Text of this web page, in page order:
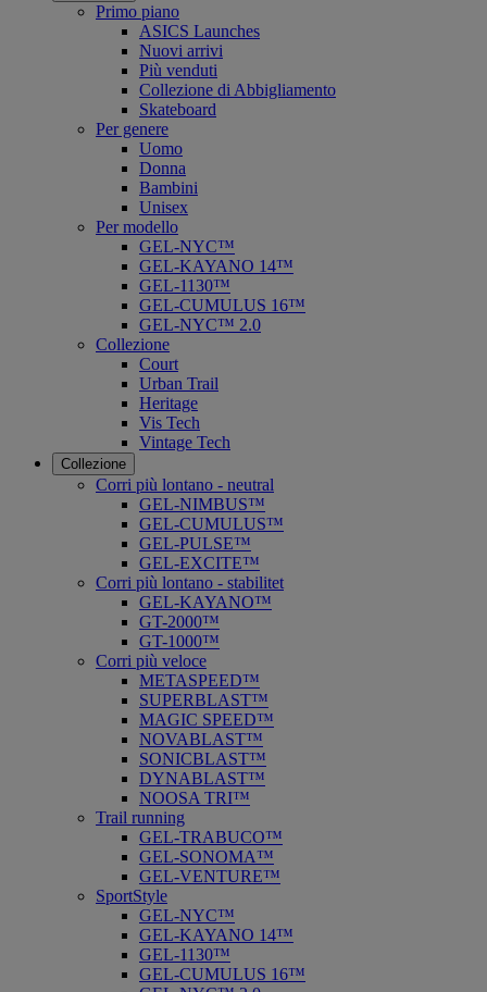
Primo piano
ASICS Launches
Nuovi arrivi
Più venduti
Collezione di Abbigliamento
Skateboard
Per genere
Uomo
Donna
Bambini
Unisex
Per modello
GEL-NYC™
GEL-KAYANO 14™
GEL-1130™
GEL-CUMULUS 16™
GEL-NYC™ 2.0
Collezione
Court
Urban Trail
Heritage
Vis Tech
Vintage Tech
Collezione
Corri più lontano - neutral
GEL-NIMBUS™
GEL-CUMULUS™
GEL-PULSE™
GEL-EXCITE™
Corri più lontano - stabilitet
GEL-KAYANO™
GT-2000™
GT-1000™
Corri più veloce
METASPEED™
SUPERBLAST™
MAGIC SPEED™
NOVABLAST™
SONICBLAST™
DYNABLAST™
NOOSA TRI™
Trail running
GEL-TRABUCO™
GEL-SONOMA™
GEL-VENTURE™
SportStyle
GEL-NYC™
GEL-KAYANO 14™
GEL-1130™
GEL-CUMULUS 16™